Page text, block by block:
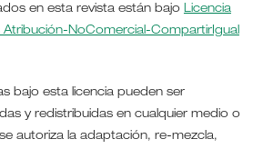
en esta revista están bajo Licencia
NoComercial-CompartirIgual
bajo esta licencia pueden ser
y redistribuidas en cualquier medio o
autoriza la adaptación, re-mezcla,